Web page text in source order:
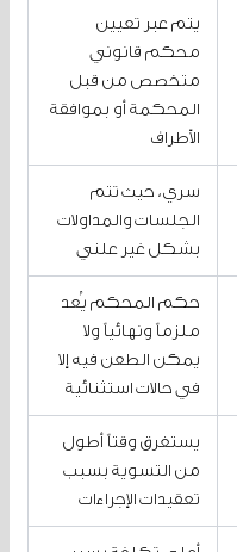
يتم عبر تعيين
محكم قانوني
متخصص من قبل
المحكمة أو بموافقة
الأطراف
سري، حيث تتم
الجلسات والمداولات
بشكل غير علني
حكم المحكم يُعد
ملزماً ونهائياً ولا
يمكن الطعن فيه إلا
في حالات استثنائية
يستغرق وقتاً أطول
من التسوية بسبب
تعقيدات الإجراءات